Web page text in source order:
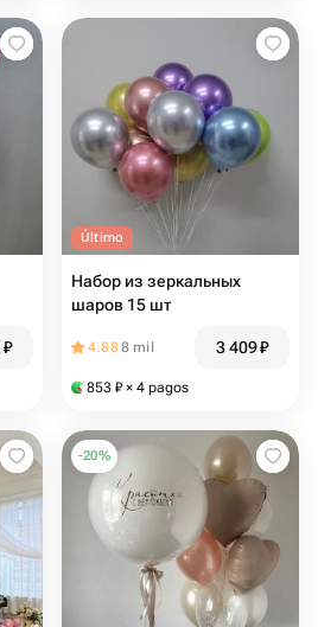
₽
Último
Набор из зеркальных
шаров 15 шт
4.888 mil 3 409₽
853 ₽ × 4 pagos
-20%